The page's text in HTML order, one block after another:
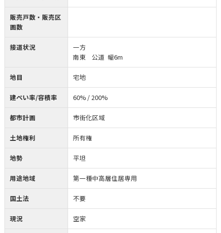
販売戸数・販売区
画数
接道状況
一方
南東 公道 幅6m
地目 宅地
建ぺい率/容積率 60% / 200%
都市計画 市街化区域
土地権利 所有権
地勢 平坦
用途地域 第一種中高層住居専用
国土法 不要
現況 空家